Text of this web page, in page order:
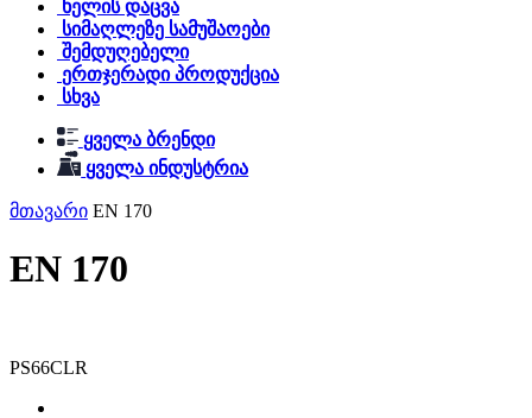
ხელის დაცვა
სიმაღლეზე სამუშაოები
შემდუღებელი
ერთჯერადი პროდუქცია
სხვა
ყველა ბრენდი
ყველა ინდუსტრია
მთავარი EN 170
EN 170
PS66CLR